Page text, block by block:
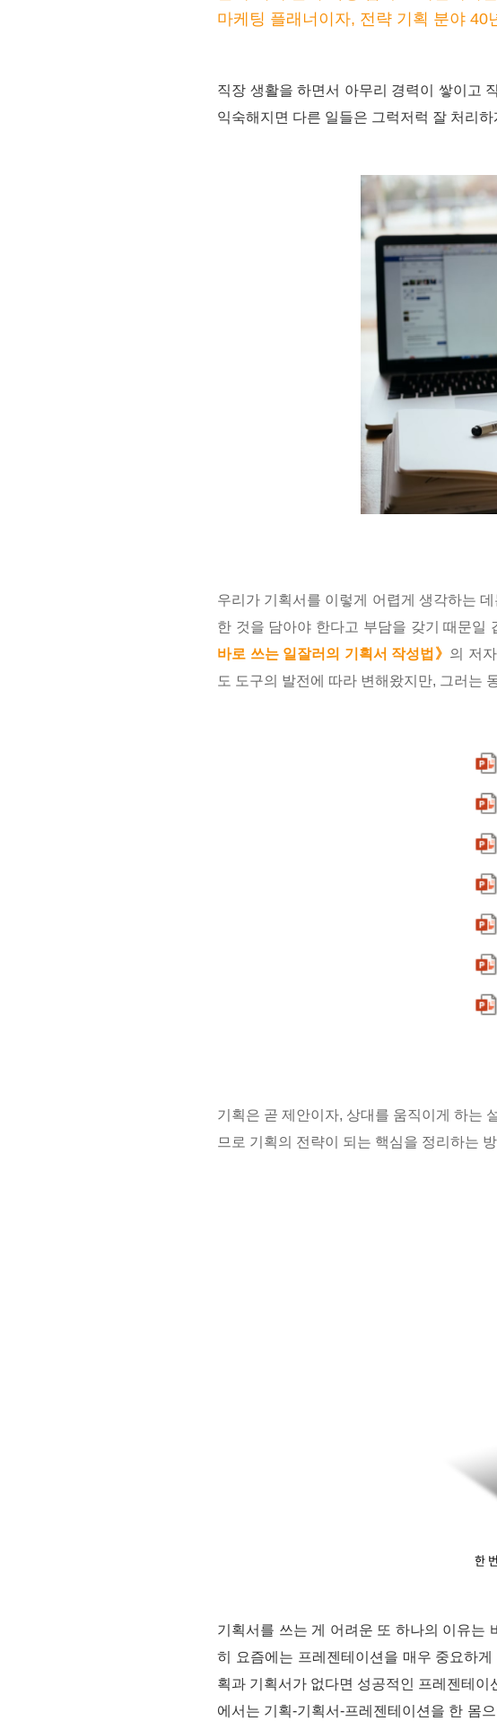
마케팅 플래너이자, 전략 기획 분야 40
직장 생활을 하면서 아무리 경력이 쌓이고
익숙해지면 다른 일들은 그럭저럭 잘 처리
우리가 기획서를 이렇게 어렵게 생각하는
한 것을 담아야 한다고 부담을 갖기 때문일
바로 쓰는 일잘러의 기획서 작성법》 의 저
도 도구의 발전에 따라 변해왔지만, 그러는
기획은 곧 제안이자, 상대를 움직이게 하는
므로 기획의 전략이 되는 핵심을 정리하는
한
기획서를 쓰는 게 어려운 또 하나의 이유는
히 요즘에는 프레젠테이션을 매우 중요하
획과 기획서가 없다면 성공적인 프레젠테이
에서는 기획-기획서-프레젠테이션을 한 몸